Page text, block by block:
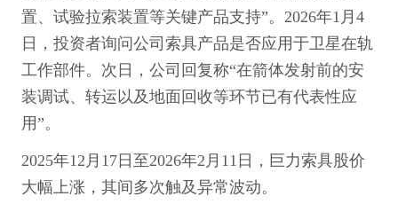
置、试验拉索装置等关键产品支持”。2026年1月4
日，投资者询问公司索具产品是否应用于卫星在轨
工作部件。次日，公司回复称“在箭体发射前的安
装调试、转运以及地面回收等环节已有代表性应
用”。
2025年12月17日至2026年2月11日，巨力索具股价
大幅上涨，其间多次触及异常波动。